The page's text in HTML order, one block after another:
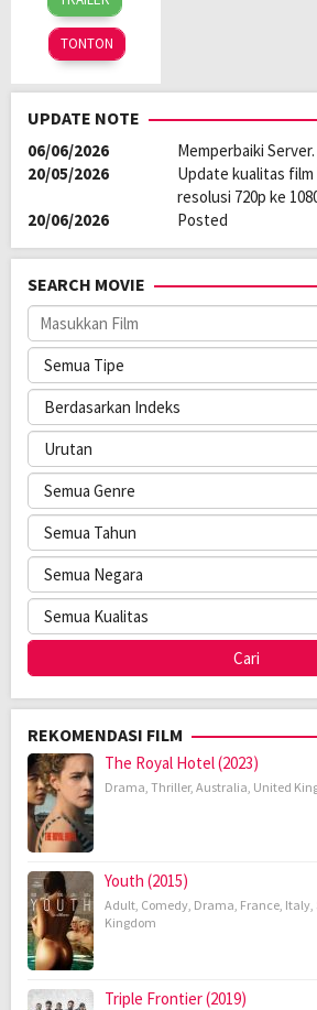
Sep
2023
Goldberg
TONTON
UPDATE NOTE
06/06/2026
Memperbaiki Server.
20/05/2026
Update kualitas
resolusi 720p ke
20/06/2026
Posted
SEARCH MOVIE
REKOMENDASI FILM
The Royal Hotel (2023)
Drama Thriller, Australia United
Youth (2015)
Adult Comedy Drama France Italy
Kingdom
Triple Frontier (2019)